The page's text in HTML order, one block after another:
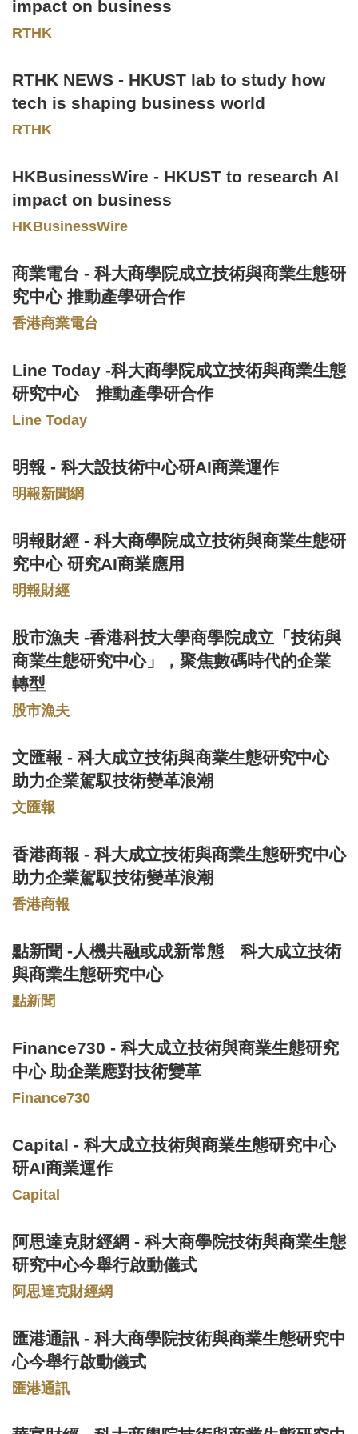
Area
impact on business
RTHK
Text
Area
RTHK NEWS - HKUST lab to study how
tech is shaping business world
RTHK
Text
Area
HKBusinessWire - HKUST to research AI
impact on business
HKBusinessWire
Text
Area
商業電台 - 科大商學院成立技術與商業生態研
究中心 推動產學研合作
香港商業電台
Text
Area
Line Today -科大商學院成立技術與商業生態
研究中心 推動產學研合作
Line Today
Text
Area
明報 - 科大設技術中心研AI商業運作
明報新聞網
Text
Area
明報財經 - 科大商學院成立技術與商業生態研
究中心 研究AI商業應用
明報財經
Text
Area
股市漁夫 -香港科技大學商學院成立「技術與
商業生態研究中心」，聚焦數碼時代的企業
轉型
股市漁夫
Text
Area
文匯報 - 科大成立技術與商業生態研究中心
助力企業駕馭技術變革浪潮
文匯報
Text
Area
香港商報 - 科大成立技術與商業生態研究中心
助力企業駕馭技術變革浪潮
香港商報
Text
Area
點新聞 -人機共融或成新常態 科大成立技術
與商業生態研究中心
點新聞
Text
Area
Finance730 - 科大成立技術與商業生態研究
中心 助企業應對技術變革
Finance730
Text
Area
Capital - 科大成立技術與商業生態研究中心
研AI商業運作
Capital
Text
Area
阿思達克財經網 - 科大商學院技術與商業生態
研究中心今舉行啟動儀式
阿思達克財經網
Text
Area
匯港通訊 - 科大商學院技術與商業生態研究中
心今舉行啟動儀式
匯港通訊